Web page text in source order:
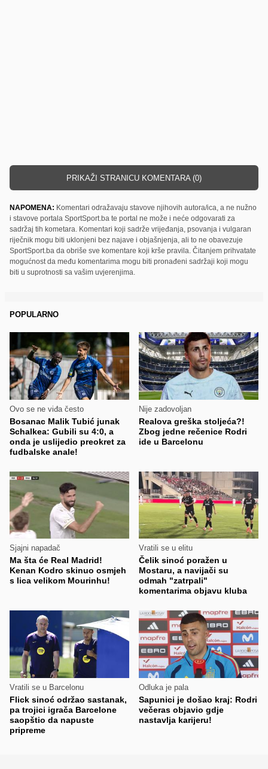
PRIKAŽI STRANICU KOMENTARA (0)
NAPOMENA: Komentari odražavaju stavove njihovih autora/ica, a ne nužno
i stavove portala SportSport.ba te portal ne može i neće odgovarati za
sadržaj tih kometara. Komentari koji sadrže vrijeđanja, psovanja i vulgaran
riječnik mogu biti uklonjeni bez najave i objašnjenja, ali to ne obavezuje
SportSport.ba da obriše sve komentare koji krše pravila. Čitanjem prihvatate
mogućnost da među komentarima mogu biti pronađeni sadržaji koji mogu
biti u suprotnosti sa vašim uvjerenjima.
POPULARNO
Ovo se ne viđa često
Bosanac Malik Tubić junak
Schalkea: Gubili su 4:0, a
onda je uslijedio preokret za
fudbalske anale!
Nije zadovoljan
Realova greška stoljeća?!
Zbog jedne rečenice Rodri
ide u Barcelonu
Sjajni napadač
Ma šta će Real Madrid!
Kenan Kodro skinuo osmjeh
s lica velikom Mourinhu!
Vratili se u elitu
Čelik sinoć poražen u
Mostaru, a navijači su
odmah "zatrpali"
komentarima objavu kluba
Vratili se u Barcelonu
Flick sinoć održao sastanak,
pa trojici igrača Barcelone
saopštio da napuste
pripreme
Odluka je pala
Sapunici je došao kraj: Rodri
večeras objavio gdje
nastavlja karijeru!